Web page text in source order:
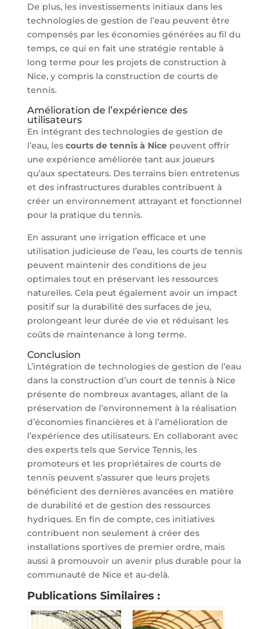
De plus, les investissements initiaux dans les
technologies de gestion de l’eau peuvent être
compensés par les économies générées au fil du
temps, ce qui en fait une stratégie rentable à
long terme pour les projets de construction à
Nice, y compris la construction de courts de
tennis.
Amélioration de l’expérience des
utilisateurs
En intégrant des technologies de gestion de
l’eau, les courts de tennis à Nicepeuvent offrir
une expérience améliorée tant aux joueurs
qu’aux spectateurs. Des terrains bien entretenus
et des infrastructures durables contribuent à
créer un environnement attrayant et fonctionnel
pour la pratique du tennis.
En assurant une irrigation efficace et une
utilisation judicieuse de l’eau, les courts de tennis
peuvent maintenir des conditions de jeu
optimales tout en préservant les ressources
naturelles. Cela peut également avoir un impact
positif sur la durabilité des surfaces de jeu,
prolongeant leur durée de vie et réduisant les
coûts de maintenance à long terme.
Conclusion
L’intégration de technologies de gestion de l’eau
dans la construction d’un court de tennis à Nice
présente de nombreux avantages, allant de la
préservation de l’environnement à la réalisation
d’économies financières et à l’amélioration de
l’expérience des utilisateurs. En collaborant avec
des experts tels que Service Tennis, les
promoteurs et les propriétaires de courts de
tennis peuvent s’assurer que leurs projets
bénéficient des dernières avancées en matière
de durabilité et de gestion des ressources
hydriques. En fin de compte, ces initiatives
contribuent non seulement à créer des
installations sportives de premier ordre, mais
aussi à promouvoir un avenir plus durable pour la
communauté de Nice et au-delà.
Publications Similaires :